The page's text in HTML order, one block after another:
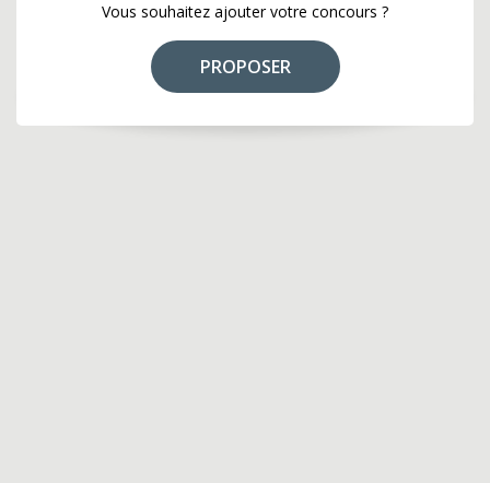
Vous souhaitez ajouter votre concours ?
PROPOSER